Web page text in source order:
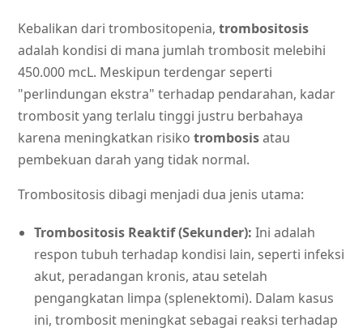
Kebalikan dari trombositopenia, trombositosis
adalah kondisi di mana jumlah trombosit melebihi
450.000 mcL. Meskipun terdengar seperti
"perlindungan ekstra" terhadap pendarahan, kadar
trombosit yang terlalu tinggi justru berbahaya
karena meningkatkan risiko trombosisatau
pembekuan darah yang tidak normal.
Trombositosis dibagi menjadi dua jenis utama:
Trombositosis Reaktif (Sekunder): Ini adalah
respon tubuh terhadap kondisi lain, seperti infeksi
akut, peradangan kronis, atau setelah
pengangkatan limpa (splenektomi). Dalam kasus
ini, trombosit meningkat sebagai reaksi terhadap